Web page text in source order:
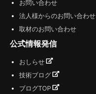
お問い合わせ
法人様からのお問い合わせ
取材のお問い合わせ
公式情報発信
おしらせ
技術ブログ
ブログTOP